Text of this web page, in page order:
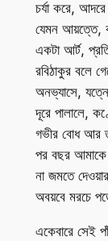
চর্যা করে,
যেমন আয়ত্তে,
একটা আর্ট,
রবিঠাকুর বলে
অনভ্যাসে,
দূরে পালালে,
গভীর বোধ আর
পর বছর আমাকে
না জমতে
অবয়বে মরচে
একেবারে সেই